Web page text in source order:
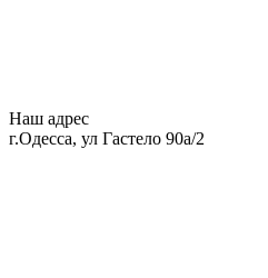
Наш адрес
г.Одесса, ул Гастело 90а/2